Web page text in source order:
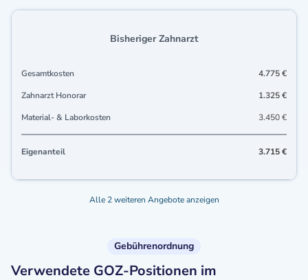
Bisheriger Zahnarzt
Gesamtkosten
4.775 €
Zahnarzt Honorar
1.325 €
Material- & Laborkosten
3.450 €
Eigenanteil 3.715 €
Alle 2 weiteren Angebote anzeigen
Gebührenordnung
Verwendete GOZ-Positionen im